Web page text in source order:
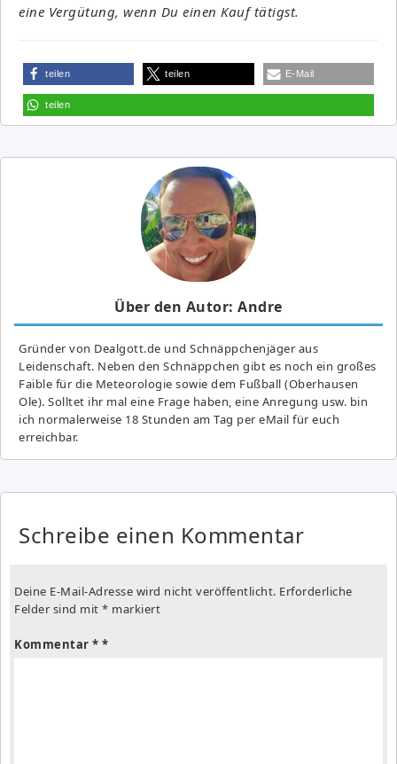
eine Vergütung, wenn Du einen Kauf tätigst.
teilen teilen E-Mail
teilen
Über den Autor: Andre
Gründer von Dealgott.de und Schnäppchenjäger aus
Leidenschaft. Neben den Schnäppchen gibt es noch ein großes
Fai­ble für die Meteorologie sowie dem Fußball (Oberhausen
Ole). Solltet ihr mal eine Frage haben, eine Anregung usw. bin
ich normalerweise 18 Stunden am Tag per eMail für euch
erreichbar.
Schreibe einen Kommentar
Deine E-Mail-Adresse wird nicht veröffentlicht. Erforderliche
Felder sind mit * markiert
Kommentar *